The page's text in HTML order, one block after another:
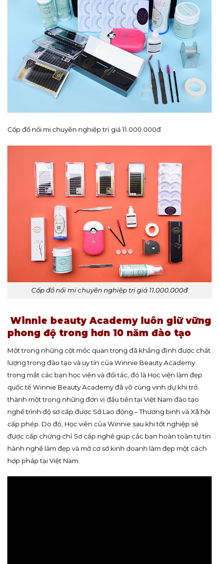
Cốp đồ nối mi chuyên nghiệp trị giá 11.000.000đ
Cốp đồ nối mi chuyên nghiệp trị giá 11.000.000đ
Winnie beauty Academy luôn giữ vững
phong độ trong hơn 10 năm đào tạo
Một trong những cột mốc quan trọng đã khẳng định được chất
lượng trong đào tạo và uy tín của Winnie Beauty Academy
trong mắt các bạn học viên và đối tác, đó là Học viện làm đẹp
quốc tế Winnie Beauty Academy đã vô cùng vinh dự khi trở
thành một trong những đơn vị đầu tiên tại Việt Nam đào tạo
nghề trình độ sơ cấp được Sở Lao động – Thương binh và Xã hội
cấp phép. Do đó, Học viên của Winnie sau khi tốt nghiệp sẽ
được cấp chứng chỉ Sơ cấp nghề giúp các bạn hoàn toàn tự tin
hành nghề làm đẹp và mở cơ sở kinh doanh làm đẹp một cách
hợp pháp tại Việt Nam.